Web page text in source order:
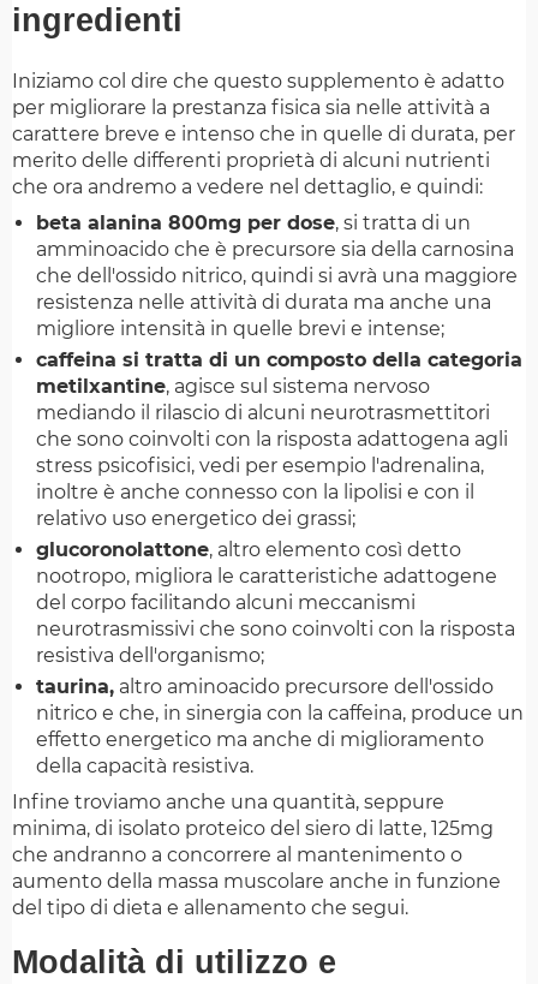
ingredienti
Iniziamo col dire che questo supplemento è adatto
per migliorare la prestanza fisica sia nelle attività a
carattere breve e intenso che in quelle di durata, per
merito delle differenti proprietà di alcuni nutrienti
che ora andremo a vedere nel dettaglio, e quindi:
beta alanina 800mg per dose, si tratta di un
amminoacido che è precursore sia della carnosina
che dell'ossido nitrico, quindi si avrà una maggiore
resistenza nelle attività di durata ma anche una
migliore intensità in quelle brevi e intense;
caffeina si tratta di un composto della categoria
metilxantine, agisce sul sistema nervoso
mediando il rilascio di alcuni neurotrasmettitori
che sono coinvolti con la risposta adattogena agli
stress psicofisici, vedi per esempio l'adrenalina,
inoltre è anche connesso con la lipolisi e con il
relativo uso energetico dei grassi;
glucoronolattone, altro elemento così detto
nootropo, migliora le caratteristiche adattogene
del corpo facilitando alcuni meccanismi
neurotrasmissivi che sono coinvolti con la risposta
resistiva dell'organismo;
taurina, altro aminoacido precursore dell'ossido
nitrico e che, in sinergia con la caffeina, produce un
effetto energetico ma anche di miglioramento
della capacità resistiva.
Infine troviamo anche una quantità, seppure
minima, di isolato proteico del siero di latte, 125mg
che andranno a concorrere al mantenimento o
aumento della massa muscolare anche in funzione
del tipo di dieta e allenamento che segui.
Modalità di utilizzo e